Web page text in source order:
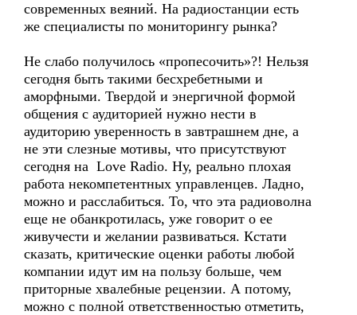
современных веяний. На радиостанции есть
же специалисты по мониторингу рынка?
Не слабо получилось «пропесочить»?! Нельзя
сегодня быть такими бесхребетными и
аморфными. Твердой и энергичной формой
общения с аудиторией нужно нести в
аудиторию уверенность в завтрашнем дне, а
не эти слезные мотивы, что присутствуют
сегодня на Love Radio. Ну, реально плохая
работа некомпетентных управленцев. Ладно,
можно и расслабиться. То, что эта радиоволна
еще не обанкротилась, уже говорит о ее
живучести и желании развиваться. Кстати
сказать, критические оценки работы любой
компании идут им на пользу больше, чем
приторные хвалебные рецензии. А потому,
можно с полной ответственностью отметить,